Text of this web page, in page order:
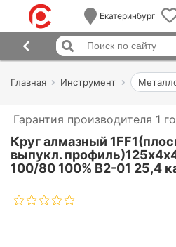
Екатеринбург
Главная Инструмент
Гарантия производителя 1
Круг алмазный
выпукл.
100/80 100% В2-01 25,4